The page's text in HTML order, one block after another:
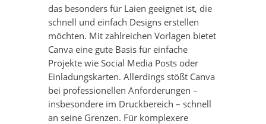
das besonders für Laien geeignet ist, die
schnell und einfach Designs erstellen
möchten. Mit zahlreichen Vorlagen bietet
Canva eine gute Basis für einfache
Projekte wie Social Media Posts oder
Einladungskarten. Allerdings stößt Canva
bei professionellen Anforderungen –
insbesondere im Druckbereich – schnell
an seine Grenzen. Für komplexere